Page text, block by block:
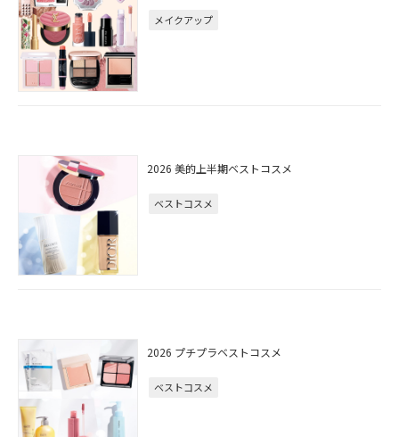
メイクアップ
2026 美的上半期ベストコスメ
ベストコスメ
2026 プチプラベストコスメ
ベストコスメ